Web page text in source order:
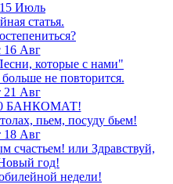
Июль
статья.
16 Авг
которые с нами"
не повторится.
21 Авг
БАНКОМАТ!
пьем, посуду бьем!
18 Авг
или Здравствуй,
год!
недели!